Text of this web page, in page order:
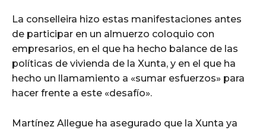
La conselleira hizo estas manifestaciones antes
de participar en un almuerzo coloquio con
empresarios, en el que ha hecho balance de las
políticas de vivienda de la Xunta, y en el que ha
hecho un llamamiento a «sumar esfuerzos» para
hacer frente a este «desafío».
Martínez Allegue ha asegurado que la Xunta ya